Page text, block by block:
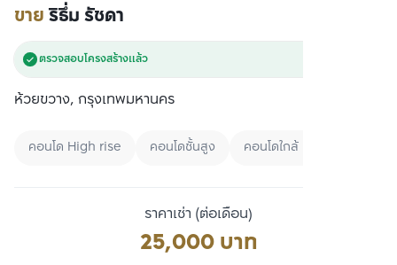
ขายริธึ่ม รัชดา
ตรวจสอบโครงสร้างแล้ว
ห้วยขวาง, กรุงเทพมหานคร
คอนโด High rise คอนโดชั้นสูง คอนโดใกล้ MRT
ราคาเช่า (ต่อเดือน)
25,000 บาท